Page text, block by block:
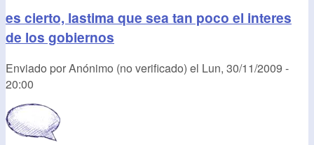
es cierto, lastima que sea tan poco el interes
de los gobiernos
Enviado porAnónimo (no verificado) el Lun, 30/11/2009 -
20:00